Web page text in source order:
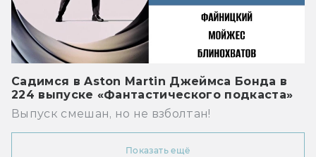
Садимся в Aston Martin Джеймса Бонда в
224 выпуске «Фантастического подкаста»
Выпуск смешан, но не взболтан!
Показать ещё